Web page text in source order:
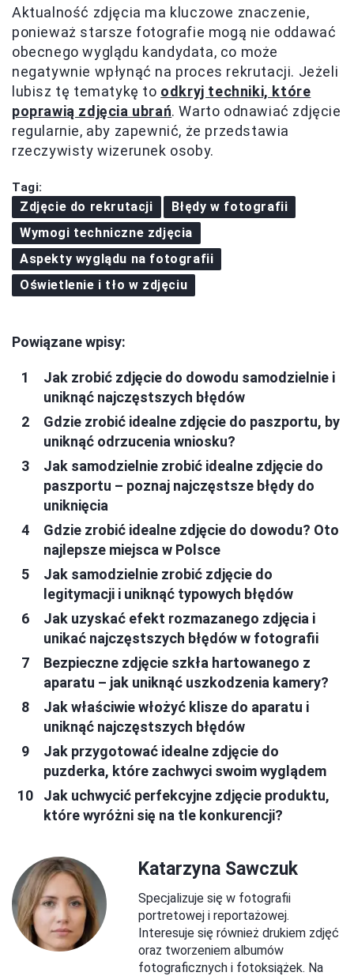
Aktualność zdjęcia ma kluczowe znaczenie,
ponieważ starsze fotografie mogą nie oddawać
obecnego wyglądu kandydata, co może
negatywnie wpłynąć na proces rekrutacji. Jeżeli
lubisz tę tematykę to odkryj techniki, które
poprawią zdjęcia ubrań. Warto odnawiać zdjęcie
regularnie, aby zapewnić, że przedstawia
rzeczywisty wizerunek osoby.
Tagi:
Zdjęcie do rekrutacji
Błędy w fotografii
Wymogi techniczne zdjęcia
Aspekty wyglądu na fotografii
Oświetlenie i tło w zdjęciu
Powiązane wpisy:
Jak zrobić zdjęcie do dowodu samodzielnie i
uniknąć najczęstszych błędów
Gdzie zrobić idealne zdjęcie do paszportu, by
uniknąć odrzucenia wniosku?
Jak samodzielnie zrobić idealne zdjęcie do
paszportu – poznaj najczęstsze błędy do
uniknięcia
Gdzie zrobić idealne zdjęcie do dowodu? Oto
najlepsze miejsca w Polsce
Jak samodzielnie zrobić zdjęcie do
legitymacji i uniknąć typowych błędów
Jak uzyskać efekt rozmazanego zdjęcia i
unikać najczęstszych błędów w fotografii
Bezpieczne zdjęcie szkła hartowanego z
aparatu – jak uniknąć uszkodzenia kamery?
Jak właściwie włożyć klisze do aparatu i
uniknąć najczęstszych błędów
Jak przygotować idealne zdjęcie do
puzderka, które zachwyci swoim wyglądem
Jak uchwycić perfekcyjne zdjęcie produktu,
które wyróżni się na tle konkurencji?
Katarzyna Sawczuk
Specjalizuje się w fotografii
portretowej i reportażowej.
Interesuje się również drukiem zdjęć
oraz tworzeniem albumów
fotograficznych i fotoksiążek. Na